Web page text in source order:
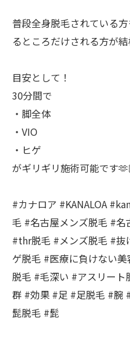
普段全身脱毛されている
るところだけされる方が
目安として！
30分間で
・脚全体
・VIO
・ヒゲ
がギリギリ施術可能です
#カナロア #KANALOA
毛 #名古屋メンズ脱毛 #
#thr脱毛 #メンズ脱毛 #抜
ゲ脱毛 #医療に負けない
脱毛 #毛深い #アスリー
群 #効果 #足 #足脱毛 #腕
髭脱毛 #髭